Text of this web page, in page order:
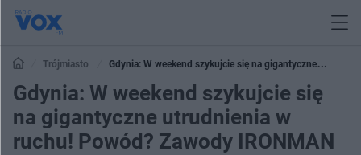
Trójmiasto
Gdynia: W weekend szykujcie się na gigantyczne
utrudnienia w ruchu! Powód? Zawody IRONMAN
Gdynia: W weekend szykujcie się
na gigantyczne utrudnienia w
ruchu! Powód? Zawody IRONMAN